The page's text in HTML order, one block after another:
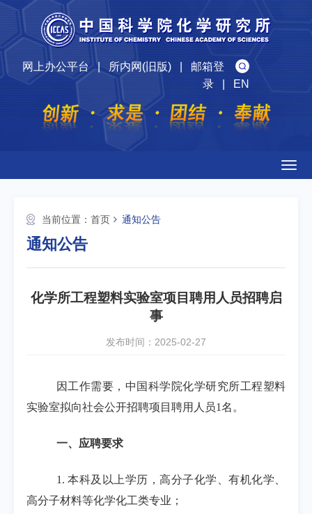
网上办公平台|所内网(旧版)| 邮箱登
录| EN
当前位置： 首页 通知公告
通知公告
化学所工程塑料实验室项目聘用人员招聘启
事
发布时间：2025-02-27
因工作需要，中国科学院化学研究所工程塑料
实验室拟向社会公开招聘项目聘用人员1名。
一、应聘要求
1.本科及以上学历，高分子化学、有机化学、
高分子材料等化学化工类专业；